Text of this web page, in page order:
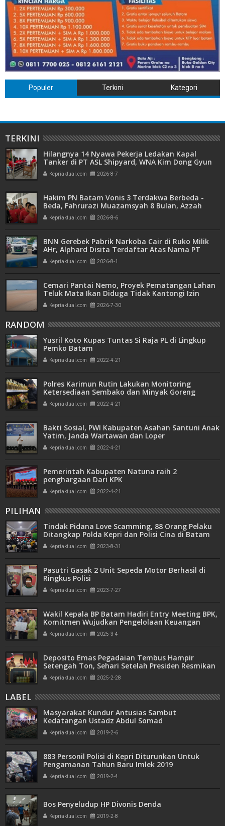
Populer Terkini Kategori
TERKINI
Hilangnya 14 Nyawa Pekerja Ledakan Kapal
Tanker di PT ASL Shipyard, WNA Kim Dong Gyun
Hanya Dituntut 1 Tahun 6 Bulan
Kepriaktual.com 2026-8-7
Hakim PN Batam Vonis 3 Terdakwa Berbeda -
Beda, Fahrurazi Muazamsyah 8 Bulan, Azzah
Azzurah dan Risma Divonis 2 Tahun 6 Bulan
Kepriaktual.com 2026-8-6
BNN Gerebek Pabrik Narkoba Cair di Ruko Milik
AHr, Alphard Disita Terdaftar Atas Nama PT
Mitra Usaha Properti
Kepriaktual.com 2026-8-1
Cemari Pantai Nemo, Proyek Pematangan Lahan
Teluk Mata Ikan Diduga Tidak Kantongi Izin
Amdal
Kepriaktual.com 2026-7-30
RANDOM
Yusril Koto Kupas Tuntas Si Raja PL di Lingkup
Pemko Batam
Kepriaktual.com 2022-4-21
Polres Karimun Rutin Lakukan Monitoring
Ketersediaan Sembako dan Minyak Goreng
Kepriaktual.com 2022-4-21
Bakti Sosial, PWI Kabupaten Asahan Santuni Anak
Yatim, Janda Wartawan dan Loper
Kepriaktual.com 2022-4-21
Pemerintah Kabupaten Natuna raih 2
penghargaan Dari KPK
Kepriaktual.com 2022-4-21
PILIHAN
Tindak Pidana Love Scamming, 88 Orang Pelaku
Ditangkap Polda Kepri dan Polisi Cina di Batam
Kepriaktual.com 2023-8-31
Pasutri Gasak 2 Unit Sepeda Motor Berhasil di
Ringkus Polisi
Kepriaktual.com 2023-7-27
Wakil Kepala BP Batam Hadiri Entry Meeting BPK,
Komitmen Wujudkan Pengelolaan Keuangan
Transparan dan Akuntabel
Kepriaktual.com 2025-3-4
Deposito Emas Pegadaian Tembus Hampir
Setengah Ton, Sehari Setelah Presiden Resmikan
Bank Emas
Kepriaktual.com 2025-2-28
LABEL
Masyarakat Kundur Antusias Sambut
Kedatangan Ustadz Abdul Somad
Kepriaktual.com 2019-2-6
883 Personil Polisi di Kepri Diturunkan Untuk
Pengamanan Tahun Baru Imlek 2019
Kepriaktual.com 2019-2-4
Bos Penyeludup HP Divonis Denda
Kepriaktual.com 2019-2-8